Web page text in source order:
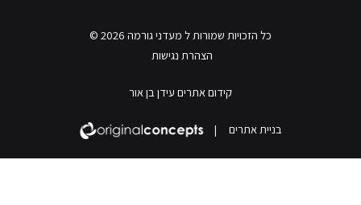
כל הזכויות שמורות ל מעדני גורמה 2026 ©
הצהרת נגישות
קידום אתרים עידן בן אור
בניית אתרים |